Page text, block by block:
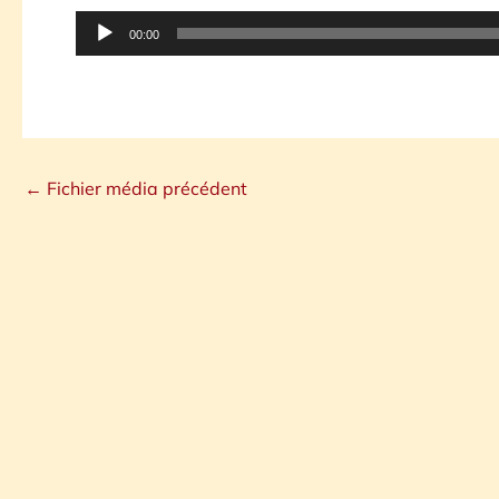
Lecteur
audio
00:00
← Fichier média précédent